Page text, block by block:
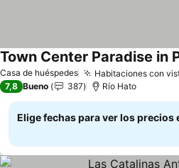
Casa de huéspedes Habitaciones con
Town Center Paradise in
7,8 Bueno 387 Río Hato
Elige fechas para ver los precios